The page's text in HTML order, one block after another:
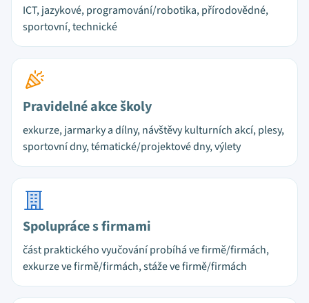
ICT, jazykové, programování/robotika, přírodovědné,
sportovní, technické
Pravidelné akce školy
exkurze, jarmarky a dílny, návštěvy kulturních akcí, plesy,
sportovní dny, tématické/projektové dny, výlety
Spolupráce s firmami
část praktického vyučování probíhá ve firmě/firmách,
exkurze ve firmě/firmách, stáže ve firmě/firmách